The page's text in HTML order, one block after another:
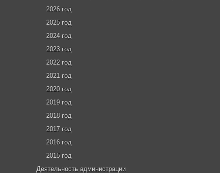
2026 год
2025 год
2024 год
2023 год
2022 год
2021 год
2020 год
2019 год
2018 год
2017 год
2016 год
2015 год
Деятельность администрации